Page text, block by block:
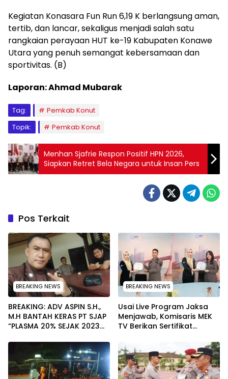
Kegiatan Konasara Fun Run 6,19 K berlangsung aman,
tertib, dan lancar, sekaligus menjadi salah satu
rangkaian perayaan HUT ke-19 Kabupaten Konawe
Utara yang penuh semangat kebersamaan dan
sportivitas. (B)
Laporan: Ahmad Mubarak
Tag:
Pemkab Konut
Topik:
Pemkab Konut
Menhan Sjafrie Respon Positif HPN 2026,
Siapkan Retret Bela Negara untuk Insan Pers
Pos Terkait
BREAKING NEWS
BREAKING: ADV ASPIN S.H.,
M.H BANTAH KERAS PT SJAP
“PLASMA 20% SEJAK 2023
WARGA WAWOONE!
BREAKING NEWS
Usai Live Program Jaksa
Menjawab, Komisaris MEK
TV Berikan Sertifikat
Kejari Muna